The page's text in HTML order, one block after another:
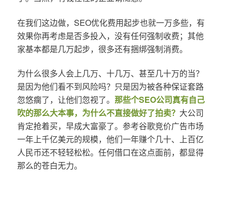
在我们这边做，SEO优化费用起步也就一万多些，有
效果你再考虑是否多投入，没有任何强制收费；其他
家基本都是几万起步，很多还有捆绑强制消费。
为什么很多人会上几万、十几万、甚至几十万的当？
是因为他们看不到风险吗？只是因为被各种保证套路
忽悠瘸了，让他们忽视了。 那些个SEO公司真有自己
吹的那么大本事，为什么不直接做好了拍卖？ 大公司
肯定抢着买，早成大富豪了。参考谷歌竞价广告市场
一年上千亿美元的规模，他们一年赚个几十、上百亿
人民币还不轻轻松松。任何借口在这点面前，都显得
那么的苍白无力。